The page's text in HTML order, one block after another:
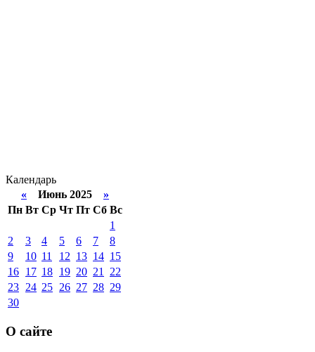
Календарь
« Июнь 2025 »
Пн Вт Ср Чт Пт Сб Вс
1
2
3 4 5 6 7
8
9
10 11 12 13 14 15
16 17 18 19 20 21
22
23 24 25 26 27 28 29
30
О сайте